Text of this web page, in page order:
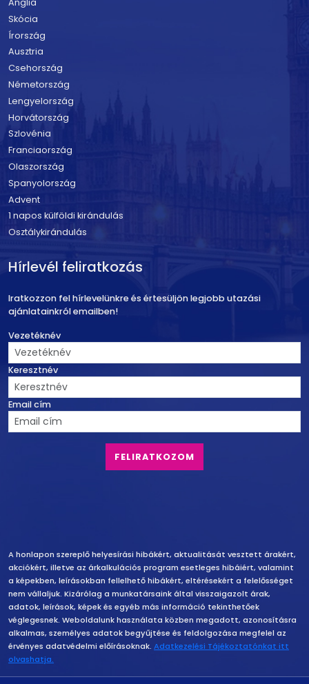
Anglia
Skócia
Írország
Ausztria
Csehország
Németország
Lengyelország
Horvátország
Szlovénia
Franciaország
Olaszország
Spanyolország
Advent
1 napos külföldi kirándulás
Osztálykirándulás
Hírlevél feliratkozás
Iratkozzon fel hírlevelünkre és értesüljön legjobb utazási
ajánlatainkról emailben!
Vezetéknév
Keresztnév
Email cím
Felelősség vállalás
A honlapon szereplő helyesírási hibákért, aktualitását vesztett árakért,
akciókért, illetve az árkalkulációs program esetleges hibáiért, valamint
a képekben, leírásokban fellelhető hibákért, eltérésekért a felelősséget
nem vállaljuk. Kizárólag a munkatársaink által visszaigazolt árak,
adatok, leírások, képek és egyéb más információ tekinthetőek
véglegesnek. Weboldalunk használata közben megadott, azonosításra
alkalmas, személyes adatok begyűjtése és feldolgozása megfelel az
érvényes adatvédelmi előírásoknak. Adatkezelési Tájékoztatónkat itt
olvashatja.